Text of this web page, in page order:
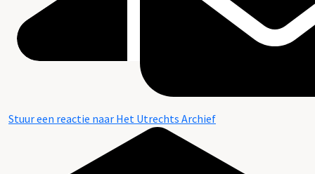
Stuur een reactie naar Het Utrechts Archief